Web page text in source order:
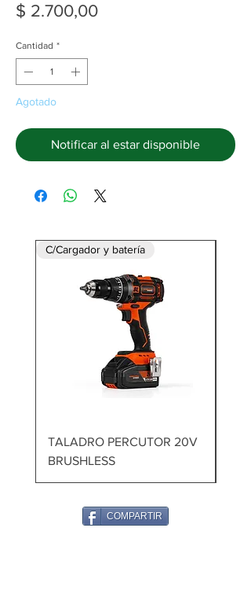
$ 2.700,00Precio
Cantidad *
Agotado
Notificar al estar disponible
C/Cargador y batería
TALADRO PERCUTOR 20V
BRUSHLESS
COMPARTIR